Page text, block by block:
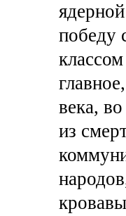
победу
века,
из